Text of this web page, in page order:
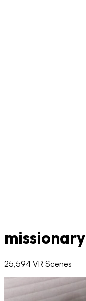
missionary
25,594 VR Scenes